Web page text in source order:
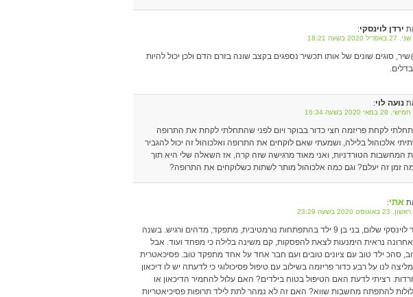
ירדן לוינסקי:
2020 בשעה 18:21
סוגים שונים של אותו תכשיר נספגים בקצב שונה בזרם הדם ולכן יכול להיות
נועה לוי:
במאי 2020 בשעה 16:34
לקחת פריזמה חצי כדור בבוקר ויום לפני שהתחלתי לקחת את התרופה
אלכוהול בלילה, ושמעתי שאם לוקחים את התרופה ואלכוהול זה יכול להגביר
המחשבות הטורדניות, ואני מאוד מרגישה שזה קרה, אז השאלה שלי היא תוך
זמן זה יעלם? וגם כמה אלכוהול מותר לשתות כשלוקחים את התרופה?
אתי:
באוגוסט 2020 בשעה 23:29
דר לוינסקי שלום, בני בן 9 ילד בהתפתחות נורמטיבית, מתפקד, מדהים ורגיש. בשנה
נראית הימנעות לצאת להפסקות, קם משינה בלילה כי מפחד ועוד. אבל
סהכ ילד טוב עם ציונים טובים ועם חבר אחד על אחד מתפקד טוב. פסיכאטרית
לנו על רבע כדור פריזמה בשילוב עם טיפול פסיכולוגי כי לדעתה יש לו דיכאון
רציתי לדעת האם הטיפול בטוח בילדים? האם עלול להחמיר הדיכאון או
להתפתח מחשבות שווא? האם זה לא נמהר לתת לילד תרופות פסיכיאטריות